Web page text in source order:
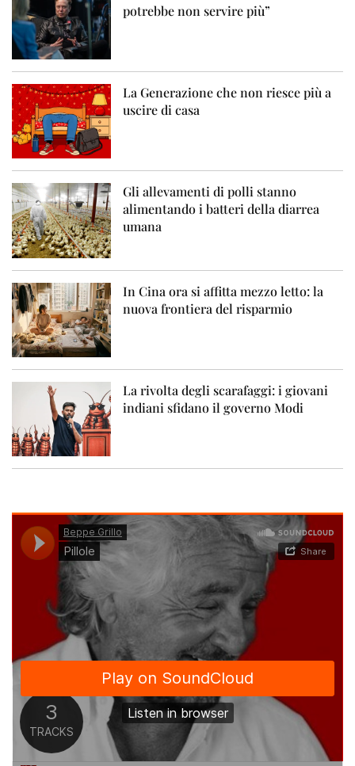
potrebbe non servire più”
La Generazione che non riesce più a
uscire di casa
Gli allevamenti di polli stanno
alimentando i batteri della diarrea
umana
In Cina ora si affitta mezzo letto: la
nuova frontiera del risparmio
La rivolta degli scarafaggi: i giovani
indiani sfidano il governo Modi